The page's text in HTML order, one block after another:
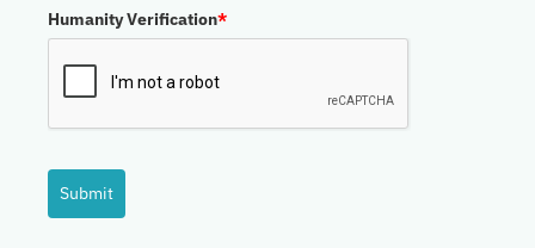
Humanity Verification*
Submit